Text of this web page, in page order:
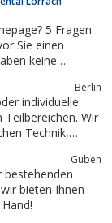
5 Fragen
Sie einen
und
Berlin
individuelle
Wir
Technik,
Guben